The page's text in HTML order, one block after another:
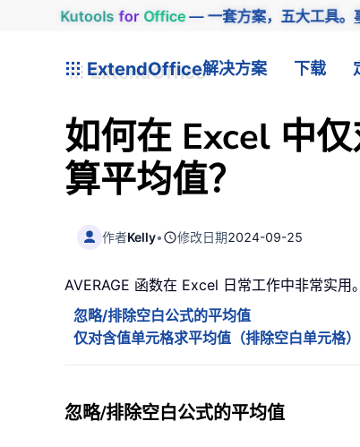
Kutools for Office— 一套方案，五大工具。
ExtendOffice解决方案 下载
如何在 Excel 中
算平均值？
作者Kelly• 修改日期2024-09-25
AVERAGE 函数在 Excel 日常工作中非常实
忽略/排除空白公式的平均值
仅对含值单元格求平均值（排除空白单元格
忽略/排除空白公式的平均值